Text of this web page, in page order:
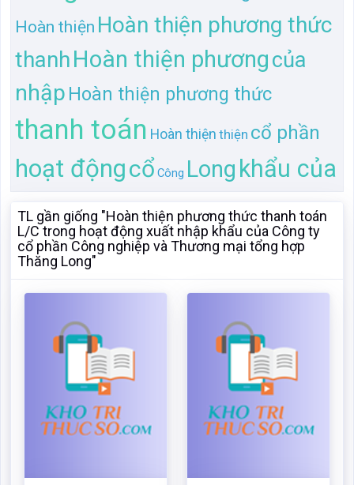
Hoàn thiện Hoàn thiện phương thức
thanhHoàn thiện phươngcủa
nhập Hoàn thiện phương thức
thanh toán Hoàn thiện thiện cổ phần
hoạt độngcổCông Long khẩu của
TL gần giống "Hoàn thiện phương thức thanh toán
L/C trong hoạt động xuất nhập khẩu của Công ty
cổ phần Công nghiệp và Thương mại tổng hợp
Thăng Long"